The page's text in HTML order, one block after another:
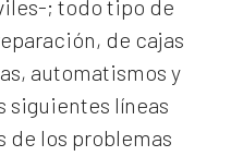
; todo tipo de
de cajas
automatismos y
siguientes líneas
de los problemas